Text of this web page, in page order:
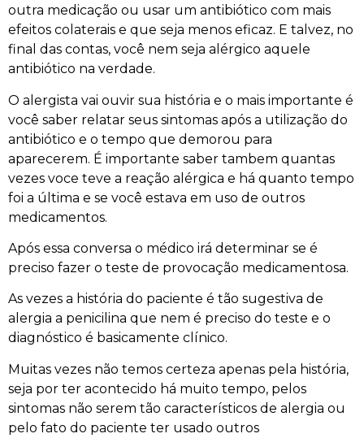
outra medicação ou usar um antibiótico com mais
efeitos colaterais e que seja menos eficaz. E talvez, no
final das contas, você nem seja alérgico aquele
antibiótico na verdade.
O alergista vai ouvir sua história e o mais importante é
você saber relatar seus sintomas após a utilização do
antibiótico e o tempo que demorou para
aparecerem. É importante saber tambem quantas
vezes voce teve a reação alérgica e há quanto tempo
foi a última e se você estava em uso de outros
medicamentos.
Após essa conversa o médico irá determinar se é
preciso fazer o teste de provocação medicamentosa.
As vezes a história do paciente é tão sugestiva de
alergia a penicilina que nem é preciso do teste e o
diagnóstico é basicamente clínico.
Muitas vezes não temos certeza apenas pela história,
seja por ter acontecido há muito tempo, pelos
sintomas não serem tão característicos de alergia ou
pelo fato do paciente ter usado outros